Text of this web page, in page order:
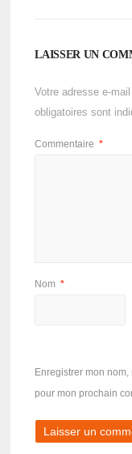
LAISSER UN
Votre adresse e-
obligatoires sont
Commentaire *
Nom *
Enregistrer mon
pour mon prochain